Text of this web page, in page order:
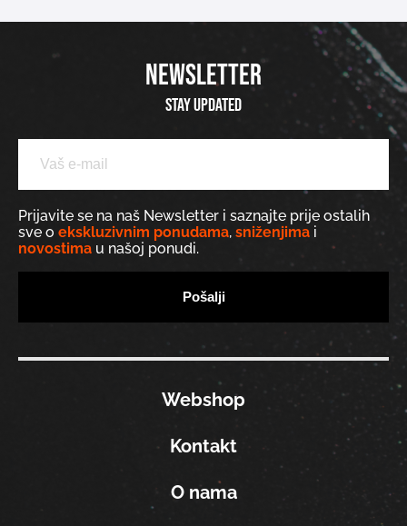
NEWSLETTER
Stay updated
Prijavite se na naš Newsletter i saznajte prije ostalih
sve o ekskluzivnim ponudama, sniženjima i
novostima u našoj ponudi.
Webshop
Kontakt
O nama